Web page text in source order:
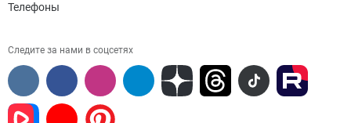
Телефоны
Следите за нами в соцсетях